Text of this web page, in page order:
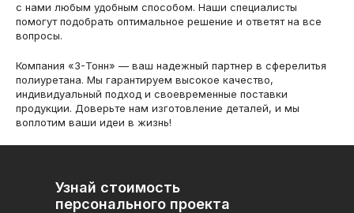
с нами любым удобным способом. Наши специалисты
помогут подобрать оптимальное решение и ответят на все
вопросы.
Компания «3-Тонн» — ваш надежный партнер в сферелитья
полиуретана. Мы гарантируем высокое качество,
индивидуальный подход и своевременные поставки
продукции. Доверьте нам изготовление деталей, и мы
воплотим ваши идеи в жизнь!
Узнай стоимость
персонального проекта